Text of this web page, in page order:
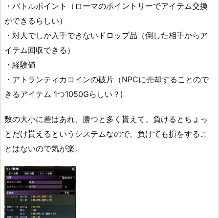
・バトルポイント（ローマのポイントリーでアイテム交換
ができるらしい）
・対人でしか入手できないドロップ品（倒した相手からア
イテム回収できる）
・経験値
・アトランティカコインの破片（NPCに売却することので
きるアイテム 1つ1050Gらしい？)
数の大小に差はあれ、勝つと多く貰えて、負けるとちょっ
とだけ貰えるというシステムなので、負けても損をするこ
とはないので気が楽。